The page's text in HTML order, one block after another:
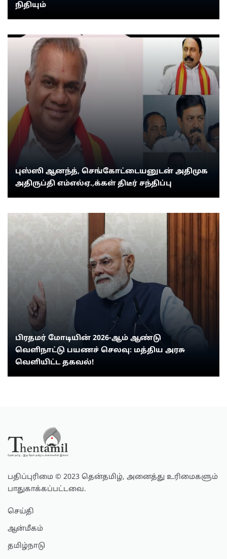
நிதியும்
புஸ்ஸி ஆனந்த், செங்கோட்டையனுடன் அதிமுக
அதிருப்தி எம்எல்ஏ.,க்கள் திடீர் சந்திப்பு
பிரதமர் மோடியின் 2026-ஆம் ஆண்டு
வெளிநாட்டு பயணச் செலவு: மத்திய அரசு
வெளியிட்ட தகவல்!
பதிப்புரிமை © 2023 தென்தமிழ், அனைத்து உரிமைகளும்
பாதுகாக்கப்பட்டவை.
செய்தி
ஆன்மீகம்
தமிழ்நாடு